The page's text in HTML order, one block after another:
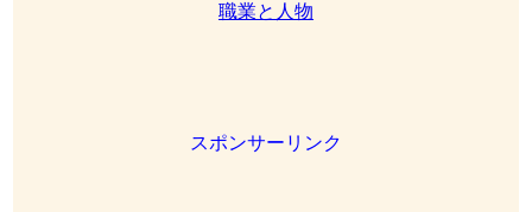
職業と人物
スポンサーリンク